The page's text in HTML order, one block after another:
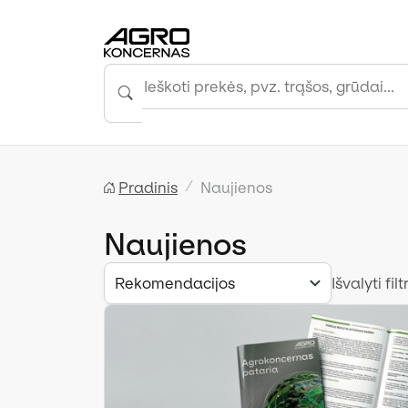
Pradinis Naujienos
Naujienos
Rekomendacijos Išvalyti